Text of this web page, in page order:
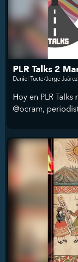
PLR Talks 2
Daniel Tucto/Jorge Juárez
Hoy en PLR
@ocram,